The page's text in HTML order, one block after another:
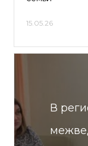
15.05.26
В